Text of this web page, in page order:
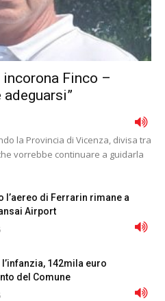
Finco –
adeguarsi”
la Provincia di Vicenza, divisa tra
vorrebbe continuare a guidarla
l’aereo di Ferrarin rimane a
Airport
142mila euro
del Comune